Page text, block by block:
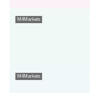
M4Markets
M4Markets